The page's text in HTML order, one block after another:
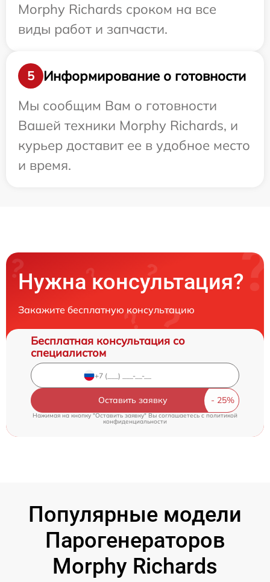
Morphy Richards сроком на все
виды работ и запчасти.
5
Информирование о готовности
Мы сообщим Вам о готовности
Вашей техники Morphy Richards, и
курьер доставит ее в удобное место
и время.
Нужна консультация?
Закажите бесплатную консультацию
Бесплатная консультация со
специалистом
Оставить заявку
Нажимая на кнопку "Оставить заявку" Вы соглашаетесь cполитикой
конфиденциальности
Популярные модели
Парогенераторов
Morphy Richards